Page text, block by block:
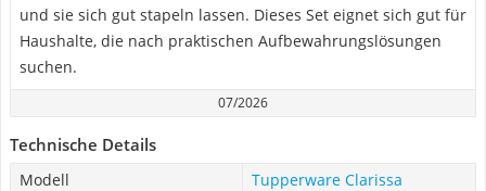
und sie sich gut stapeln lassen. Dieses Set eignet sich gut für
Haushalte, die nach praktischen Aufbewahrungslösungen
suchen.
07/2026
Technische Details
Modell Tupperware Clarissa